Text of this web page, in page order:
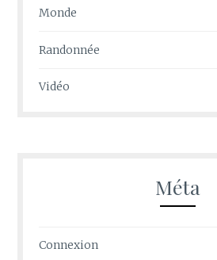
Monde
Randonnée
Vidéo
Méta
Connexion